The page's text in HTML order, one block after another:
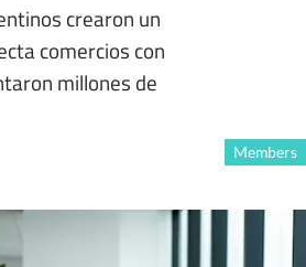
crearon un
comercios con
millones de
Members